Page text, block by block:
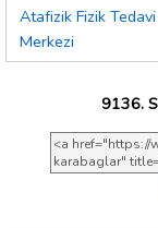
Atafizik Fizik
Merkezi
9136.